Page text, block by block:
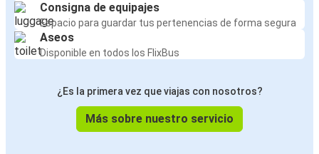
Consigna de equipajes
Espacio para guardar tus pertenencias de forma segura
Aseos
Disponible en todos los FlixBus
¿Es la primera vez que viajas con nosotros?
Más sobre nuestro servicio